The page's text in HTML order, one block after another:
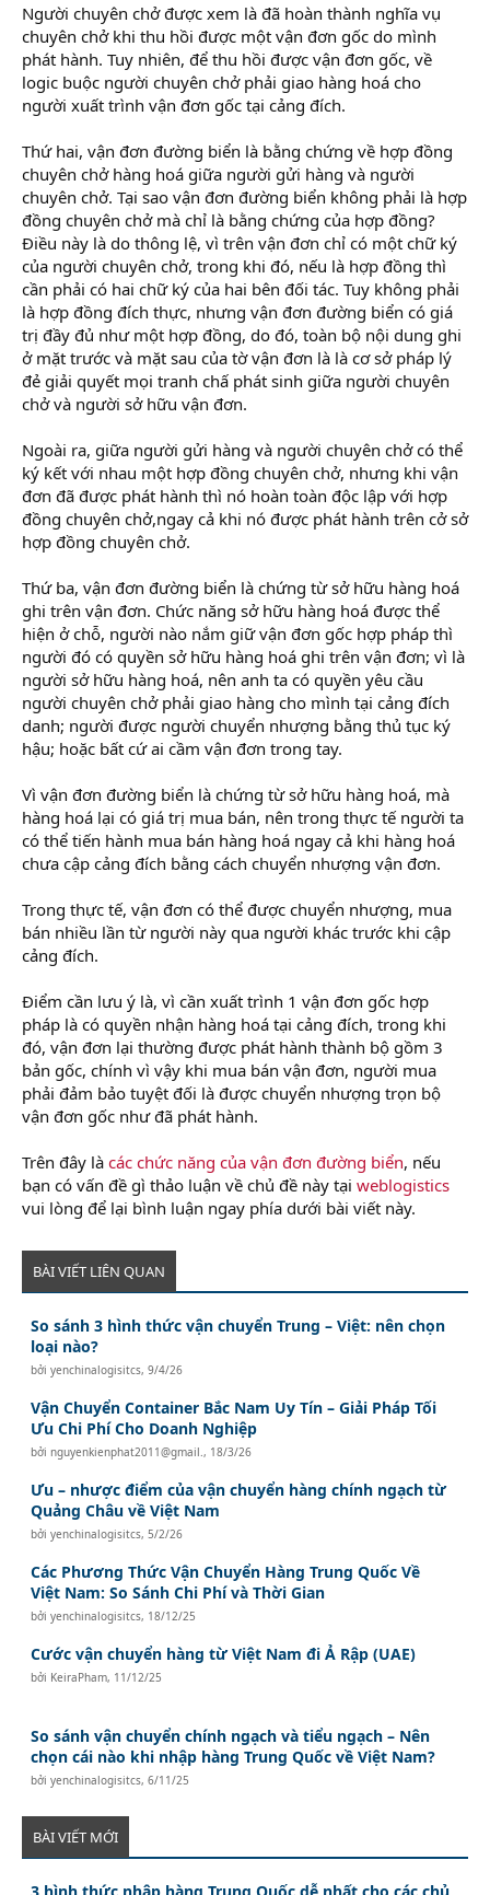
Người chuyên chở được xem là đã hoàn thành nghĩa vụ
chuyên chở khi thu hồi được một vận đơn gốc do mình
phát hành. Tuy nhiên, để thu hồi được vận đơn gốc, về
logic buộc người chuyên chở phải giao hàng hoá cho
người xuất trình vận đơn gốc tại cảng đích.
Thứ hai, vận đơn đường biển là bằng chứng về hợp đồng
chuyên chở hàng hoá giữa người gửi hàng và người
chuyên chở. Tại sao vận đơn đường biển không phải là hợp
đồng chuyên chở mà chỉ là bằng chứng của hợp đồng?
Điều này là do thông lệ, vì trên vận đơn chỉ có một chữ ký
của người chuyên chở, trong khi đó, nếu là hợp đồng thì
cần phải có hai chữ ký của hai bên đối tác. Tuy không phải
là hợp đồng đích thực, nhưng vận đơn đường biển có giá
trị đầy đủ như một hợp đồng, do đó, toàn bộ nội dung ghi
ở mặt trước và mặt sau của tờ vận đơn là là cơ sở pháp lý
đẻ giải quyết mọi tranh chấ phát sinh giữa người chuyên
chở và người sở hữu vận đơn.
Ngoài ra, giữa người gửi hàng và người chuyên chở có thể
ký kết với nhau một hợp đồng chuyên chở, nhưng khi vận
đơn đã được phát hành thì nó hoàn toàn độc lập với hợp
đồng chuyên chở,ngay cả khi nó được phát hành trên cở sở
hợp đồng chuyên chở.
Thứ ba, vận đơn đường biển là chứng từ sở hữu hàng hoá
ghi trên vận đơn. Chức năng sở hữu hàng hoá được thể
hiện ở chỗ, người nào nắm giữ vận đơn gốc hợp pháp thì
người đó có quyền sở hữu hàng hoá ghi trên vận đơn; vì là
người sở hữu hàng hoá, nên anh ta có quyền yêu cầu
người chuyên chở phải giao hàng cho mình tại cảng đích
danh; người được người chuyển nhượng bằng thủ tục ký
hậu; hoặc bất cứ ai cầm vận đơn trong tay.
Vì vận đơn đường biển là chứng từ sở hữu hàng hoá, mà
hàng hoá lại có giá trị mua bán, nên trong thực tế người ta
có thể tiến hành mua bán hàng hoá ngay cả khi hàng hoá
chưa cập cảng đích bằng cách chuyển nhượng vận đơn.
Trong thực tế, vận đơn có thể được chuyển nhượng, mua
bán nhiều lần từ người này qua người khác trước khi cập
cảng đích.
Điểm cần lưu ý là, vì cần xuất trình 1 vận đơn gốc hợp
pháp là có quyền nhận hàng hoá tại cảng đích, trong khi
đó, vận đơn lại thường được phát hành thành bộ gồm 3
bản gốc, chính vì vậy khi mua bán vận đơn, người mua
phải đảm bảo tuyệt đối là được chuyển nhượng trọn bộ
vận đơn gốc như đã phát hành.
Trên đây là các chức năng của vận đơn đường biển, nếu
bạn có vấn đề gì thảo luận về chủ đề này tại weblogistics
vui lòng để lại bình luận ngay phía dưới bài viết này.
BÀI VIẾT LIÊN QUAN
So sánh 3 hình thức vận chuyển Trung – Việt: nên chọn
loại nào?
bởiyenchinalogisitcs,9/4/26
Vận Chuyển Container Bắc Nam Uy Tín – Giải Pháp Tối
Ưu Chi Phí Cho Doanh Nghiệp
bởinguyenkienphat2011@gmail. , 18/3/26
Ưu – nhược điểm của vận chuyển hàng chính ngạch từ
Quảng Châu về Việt Nam
bởiyenchinalogisitcs, 5/2/26
Các Phương Thức Vận Chuyển Hàng Trung Quốc Về
Việt Nam: So Sánh Chi Phí và Thời Gian
bởiyenchinalogisitcs, 18/12/25
Cước vận chuyển hàng từ Việt Nam đi Ả Rập (UAE)
bởi KeiraPham, 11/12/25
So sánh vận chuyển chính ngạch và tiểu ngạch – Nên
chọn cái nào khi nhập hàng Trung Quốc về Việt Nam?
bởiyenchinalogisitcs,6/11/25
BÀI VIẾT MỚI
3 hình thức nhập hàng Trung Quốc dễ nhất cho các chủ